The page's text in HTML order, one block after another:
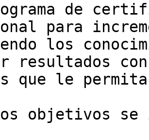
de
para
los
resultados
que le
objetivos